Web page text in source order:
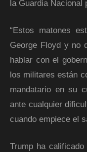
la Guardia Nacional
“Estos matones
George Floyd y no
hablar con el
los militares están
mandatario en su
ante cualquier
cuando empiece el
Trump ha